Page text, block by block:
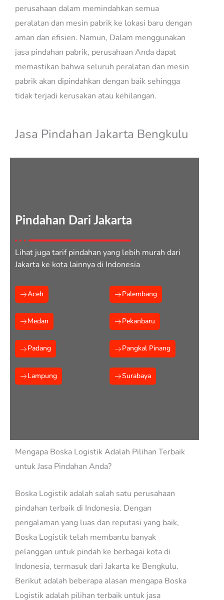
perusahaan dalam memindahkan semua
peralatan dan mesin pabrik ke lokasi baru dengan
aman dan efisien. Namun, Dalam menggunakan
jasa pindahan pabrik, perusahaan Anda dapat
memastikan bahwa seluruh peralatan dan mesin
pabrik akan dipindahkan dengan baik sehingga
tidak terjadi kerusakan atau kehilangan.
Jasa Pindahan Jakarta Bengkulu
Pindahan Dari Jakarta
Lihat juga tarif pindahan yang lebih murah dari
Jakarta ke kota lainnya di Indonesia
Aceh
Medan
Padang
Lampung
Palembang
Pekanbaru
Pangkal Pinang
Surabaya
Mengapa Boska Logistik Adalah Pilihan Terbaik
untuk Jasa Pindahan Anda?
Boska Logistik adalah salah satu perusahaan
pindahan terbaik di Indonesia. Dengan
pengalaman yang luas dan reputasi yang baik,
Boska Logistik telah membantu banyak
pelanggan untuk pindah ke berbagai kota di
Indonesia, termasuk dari Jakarta ke Bengkulu.
Berikut adalah beberapa alasan mengapa Boska
Logistik adalah pilihan terbaik untuk jasa